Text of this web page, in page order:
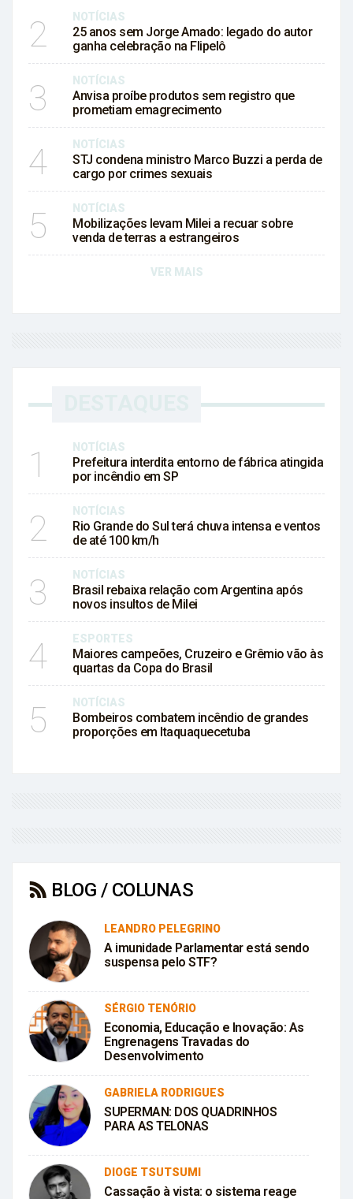
2 NOTÍCIAS
25 anos sem Jorge Amado: legado do autor
ganha celebração na Flipelô
3 NOTÍCIAS
Anvisa proíbe produtos sem registro que
prometiam emagrecimento
4 NOTÍCIAS
STJ condena ministro Marco Buzzi a perda de
cargo por crimes sexuais
5 NOTÍCIAS
Mobilizações levam Milei a recuar sobre
venda de terras a estrangeiros
VER MAIS
1 NOTÍCIAS
Prefeitura interdita entorno de fábrica atingida
por incêndio em SP
2 NOTÍCIAS
Rio Grande do Sul terá chuva intensa e ventos
de até 100 km/h
3 NOTÍCIAS
Brasil rebaixa relação com Argentina após
novos insultos de Milei
4 ESPORTES
Maiores campeões, Cruzeiro e Grêmio vão às
quartas da Copa do Brasil
5 NOTÍCIAS
Bombeiros combatem incêndio de grandes
proporções em Itaquaquecetuba
BLOG / COLUNAS
LEANDRO PELEGRINO
A imunidade Parlamentar está sendo
suspensa pelo STF?
SÉRGIO TENÓRIO
Economia, Educação e Inovação: As
Engrenagens Travadas do
Desenvolvimento
GABRIELA RODRIGUES
SUPERMAN: DOS QUADRINHOS
PARA AS TELONAS
DIOGE TSUTSUMI
Cassação à vista: o sistema reage